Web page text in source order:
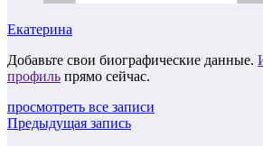
Екатерина
Добавьте свои биографические данные.
профиль прямо сейчас.
просмотреть все записи
Предыдущая запись